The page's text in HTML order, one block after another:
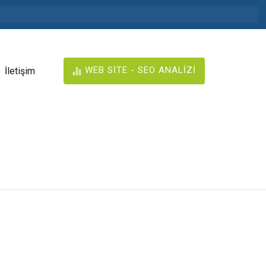
İletişim WEB SİTE - SEO ANALİZİ